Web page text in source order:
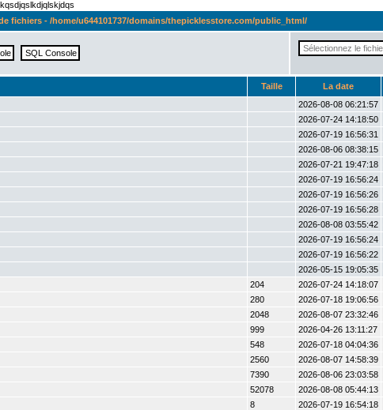
fichiers - /home/u644101737/domains/thepicklesstore.com/public_html/
Taille La date
2026-08-08 06:21:57
2026-07-24 14:18:50
2026-07-19 16:56:31
2026-08-06 08:38:15
2026-07-21 19:47:18
2026-07-19 16:56:24
2026-07-19 16:56:26
2026-07-19 16:56:28
2026-08-08 03:55:42
2026-07-19 16:56:24
2026-07-19 16:56:22
2026-05-15 19:05:35
204 2026-07-24 14:18:07
280 2026-07-18 19:06:56
2048 2026-08-07 23:32:46
999 2026-04-26 13:11:27
548 2026-07-18 04:04:36
2560 2026-08-07 14:58:39
7390 2026-08-06 23:03:58
52078 2026-08-08 05:44:13
8 2026-07-19 16:54:18